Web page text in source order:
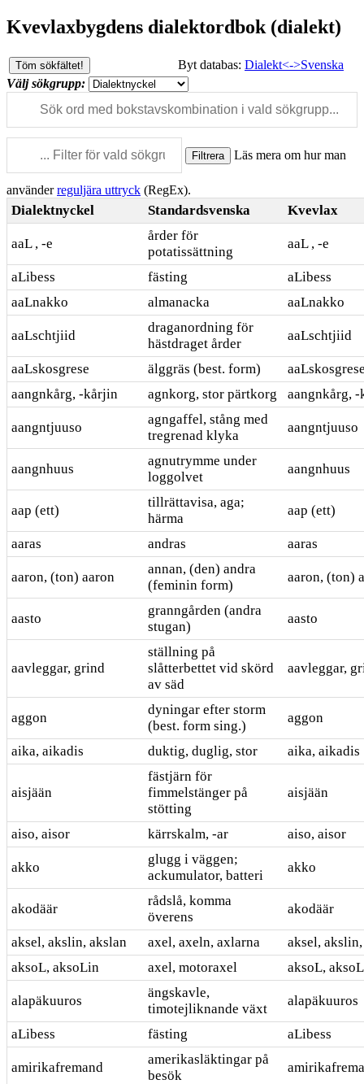
Kvevlaxbygdens dialektordbok (dialekt)
Töm sökfältet! Byt databas: Dialekt<->Svenska
Välj sökgrupp:
Filtrera Läs mera om hur man
använderreguljära uttryck (RegEx).
Dialektnyckel Standardsvenska Kvevlax
aaL , -e
årder för
potatissättning
aaL , -e
aLibess fästing
aLibess
aaLnakko
almanacka aaLnakko
aaLschtjiid
draganordning för
hästdraget årder
aaLschtjiid
aaLskosgrese älggräs (best. form)
aangnkårg, -kårjin
agnkorg, stor pärtkorg aangnkårg,
aangntjuuso
agngaffel, stång med
tregrenad klyka
aangntjuuso
aangnhuus
agnutrymme under
loggolvet
aangnhuus
aap (ett)
tillrättavisa, aga;
härma
aap (ett)
aaras andras aaras
aaron, (ton) aaron
annan, (den) andra
(feminin form)
aaron, (ton)
aasto
granngården (andra
stugan)
aasto
aavleggar, grind
ställning på
slåtterbettet vid skörd
av säd
aavleggar,
aggon
dyningar efter storm
(best. form sing.)
aggon
aika, aikadis duktig, duglig, stor aika, aikadis
aisjään
fästjärn för
fimmelstänger på
stötting
aisjään
aiso, aisor kärrskalm, -ar aiso, aisor
akko
glugg i väggen;
ackumulator, batteri
akko
akodäär
rådslå, komma
överens
akodäär
aksel, akslin, akslan axel, axeln, axlarna
aksel,
aksoL, aksoLin
axel, motoraxel aksoL,
alapäkuuros
ängskavle,
timotejliknande växt
alapäkuuros
aLibess fästing aLibess
amirikafremand
amerikasläktingar på
besök